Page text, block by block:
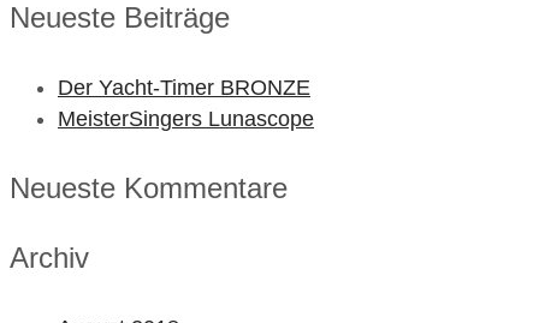
Neueste Beiträge
Der Yacht-Timer BRONZE
MeisterSingers Lunascope
Neueste Kommentare
Archiv